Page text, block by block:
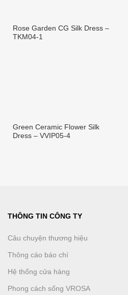
Rose Garden CG Silk Dress –
TKM04-1
Green Ceramic Flower Silk
Dress – VVIP05-4
THÔNG TIN CÔNG TY
Câu chuyện thương hiệu
Thông cáo báo chí
Hệ thống cửa hàng
Phong cách sống VROSA